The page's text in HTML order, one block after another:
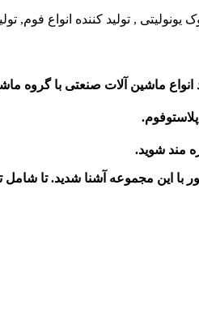
, تولید کننده انواع
ماشین آلات صنعتی با گروه
مند شوید.
با این مجموعه آشنا شدید. تا شامل